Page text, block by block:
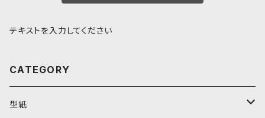
テキストを入力してください
CATEGORY
型紙